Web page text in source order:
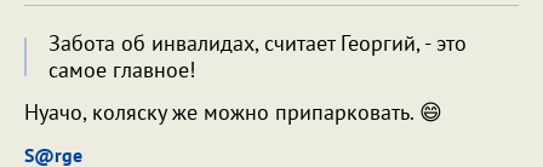
Забота об инвалидах, считает Георгий, - это
самое главное!
Нуачо, коляску же можно припарковать. 😄
S@rge